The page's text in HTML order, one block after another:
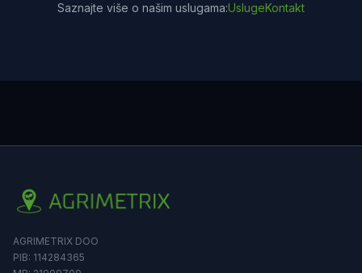
Saznajte više o našim uslugama:UslugeKontakt
AGRIMETRIX DOO
PIB: 114284365